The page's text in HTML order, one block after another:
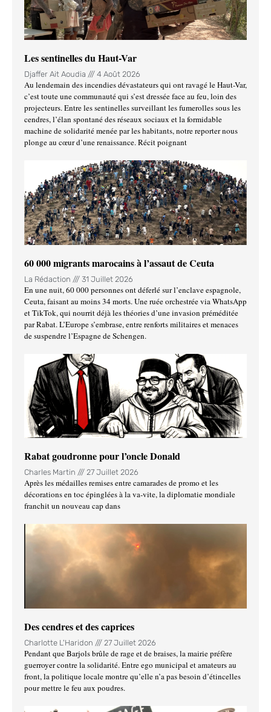
Les sentinelles du Haut-Var
Djaffer Ait Aoudia 4 Août 2026
Au lendemain des incendies dévastateurs qui ont ravagé le Haut-Var,
c’est toute une communauté qui s’est dressée face au feu, loin des
projecteurs. Entre les sentinelles surveillant les fumerolles sous les
cendres, l’élan spontané des réseaux sociaux et la formidable
machine de solidarité menée par les habitants, notre reporter nous
plonge au cœur d’une renaissance. Récit poignant
60 000 migrants marocains à l’assaut de Ceuta
La Rédaction 31 Juillet 2026
En une nuit, 60 000 personnes ont déferlé sur l’enclave espagnole,
Ceuta, faisant au moins 34 morts. Une ruée orchestrée via WhatsApp
et TikTok, qui nourrit déjà les théories d’une invasion préméditée
par Rabat. L’Europe s’embrase, entre renforts militaires et menaces
de suspendre l’Espagne de Schengen.
Rabat goudronne pour l’oncle Donald
Charles Martin 27 Juillet 2026
Après les médailles remises entre camarades de promo et les
décorations en toc épinglées à la va-vite, la diplomatie mondiale
franchit un nouveau cap dans
Des cendres et des caprices
Charlotte L'Haridon 27 Juillet 2026
Pendant que Barjols brûle de rage et de braises, la mairie préfère
guerroyer contre la solidarité. Entre ego municipal et amateurs au
front, la politique locale montre qu’elle n’a pas besoin d’étincelles
pour mettre le feu aux poudres.